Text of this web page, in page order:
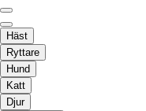
Häst
Ryttare
Hund
Katt
Djur